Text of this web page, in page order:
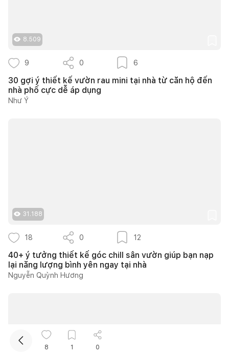
8.509
9 0 6
30 gợi ý thiết kế vườn rau mini tại nhà từ căn hộ đến
nhà phố cực dễ áp dụng
Như Ý
31.188
18 0 12
40+ ý tưởng thiết kế góc chill sân vườn giúp bạn nạp
lại năng lượng bình yên ngay tại nhà
Nguyễn Quỳnh Hương
8 1 0
Kết nối thiết kế, thi công
Mua sắm hoàn thiện nhà